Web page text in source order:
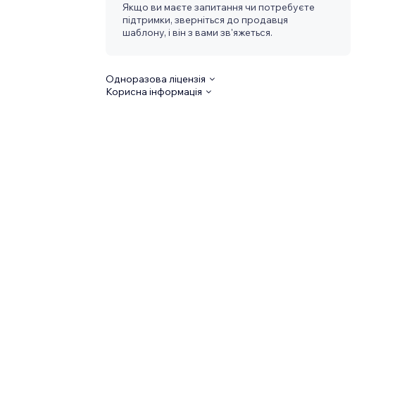
Якщо ви маєте запитання чи потребуєте
підтримки, зверніться до продавця
шаблону, і він з вами зв'яжеться.
Одноразова ліцензія
Корисна інформація